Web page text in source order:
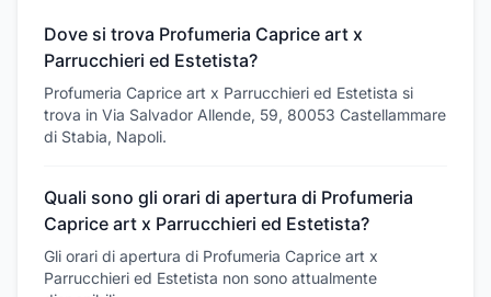
Dove si trova Profumeria Caprice art x
Parrucchieri ed Estetista?
Profumeria Caprice art x Parrucchieri ed Estetista si
trova in Via Salvador Allende, 59, 80053 Castellammare
di Stabia, Napoli.
Quali sono gli orari di apertura di Profumeria
Caprice art x Parrucchieri ed Estetista?
Gli orari di apertura di Profumeria Caprice art x
Parrucchieri ed Estetista non sono attualmente